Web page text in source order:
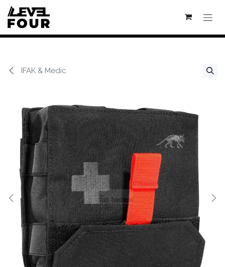
Se rendre au contenu
IFAK & Medic